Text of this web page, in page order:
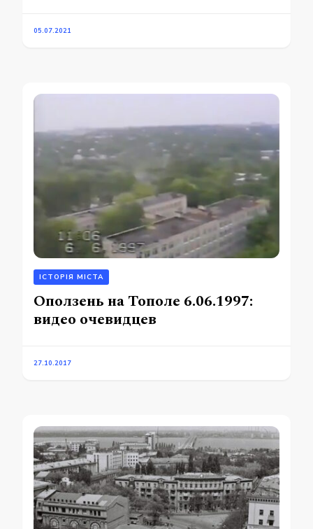
05.07.2021
ІСТОРІЯ МІСТА
Оползень на Тополе 6.06.1997:
видео очевидцев
27.10.2017